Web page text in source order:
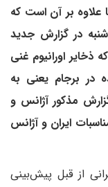
علاوه بر آن است که
در گزارش جدید
ذخایر اورانیوم غنی
شده در برجام یعنی به
گزارش مذکور آژانس و
ایران و آژانس
از قبل پیش‌بینی